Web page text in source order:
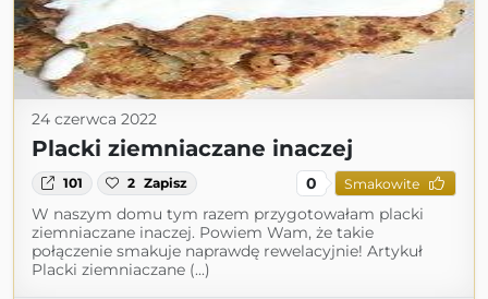
24 czerwca 2022
Placki ziemniaczane inaczej
101 2 Zapisz 0 Smakowite
W naszym domu tym razem przygotowałam placki
ziemniaczane inaczej. Powiem Wam, że takie
połączenie smakuje naprawdę rewelacyjnie! Artykuł
Placki ziemniaczane (...)